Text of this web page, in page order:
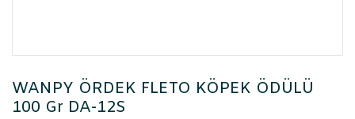
WANPY ÖRDEK FLETO KÖPEK ÖDÜLÜ
100 Gr DA-12S